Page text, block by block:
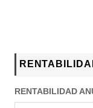
RENTABILIDAD